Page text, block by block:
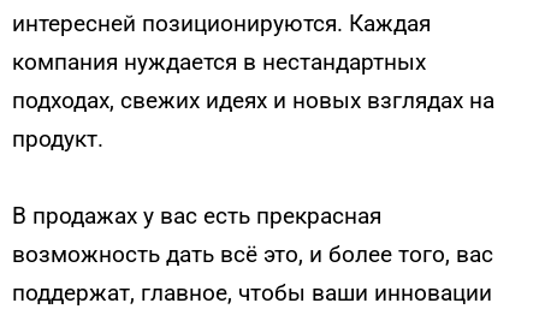
интересней позиционируются. Каждая
компания нуждается в нестандартных
подходах, свежих идеях и новых взглядах на
продукт.
В продажах у вас есть прекрасная
возможность дать всё это, и более того, вас
поддержат, главное, чтобы ваши инновации